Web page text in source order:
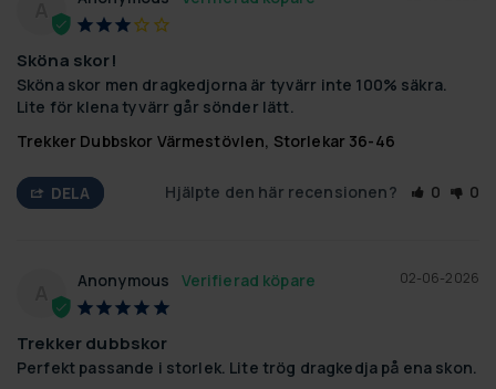
Sköna skor!
Sköna skor men dragkedjorna är tyvärr inte 100% säkra.
Lite för klena tyvärr går sönder lätt.
Trekker Dubbskor Värmestövlen, Storlekar 36-46
DELA Hjälpte den här recensionen? 0 0
02-06-2026
Anonymous
Trekker dubbskor
Perfekt passande i storlek. Lite trög dragkedja på ena skon.